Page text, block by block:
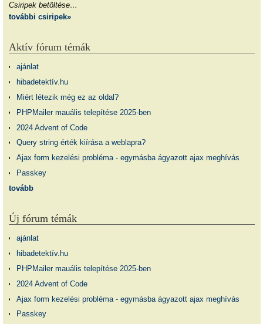
Csiripek betöltése…
további csiripek»
Aktív fórum témák
ajánlat
hibadetektív.hu
Miért létezik még ez az oldal?
PHPMailer mauális telepítése 2025-ben
2024 Advent of Code
Query string érték kiírása a weblapra?
Ajax form kezelési probléma - egymásba ágyazott ajax meghívás
Passkey
tovább
Új fórum témák
ajánlat
hibadetektív.hu
PHPMailer mauális telepítése 2025-ben
2024 Advent of Code
Ajax form kezelési probléma - egymásba ágyazott ajax meghívás
Passkey